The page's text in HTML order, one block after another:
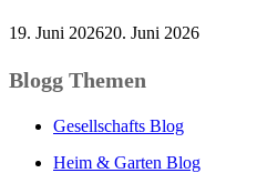
19. Juni 202620. Juni 2026
Blogg Themen
Gesellschafts Blog
Heim & Garten Blog